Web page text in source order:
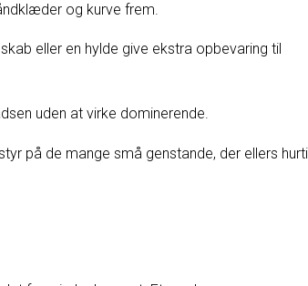
og kurve frem.
eller en hylde give ekstra opbevaring til
uden at virke dominerende.
på de mange små genstande, der ellers